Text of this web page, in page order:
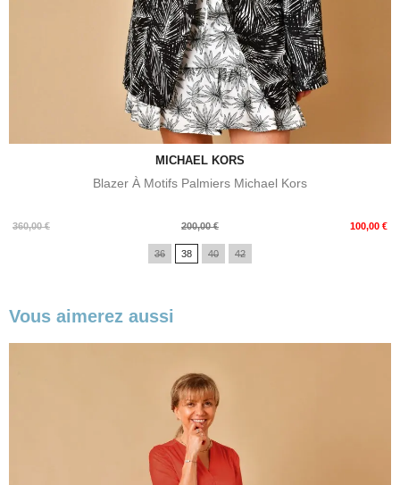
MICHAEL KORS
Blazer À Motifs Palmiers Michael Kors
360,00 €
Prix
200,00 € 100,00 €
Prix
36 38 40 42
Vous aimerez aussi